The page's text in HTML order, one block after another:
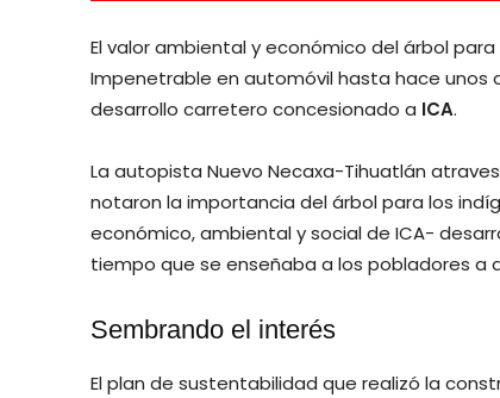
El valor ambiental y económico del árbol
Impenetrable en automóvil hasta hace unos
desarrollo carretero concesionado a ICA.
La autopista Nuevo Necaxa-Tihuatlán
notaron la importancia del árbol para los
económico, ambiental y social de ICA-
tiempo que se enseñaba a los pobladores
Sembrando el interés
El plan de sustentabilidad que realizó la